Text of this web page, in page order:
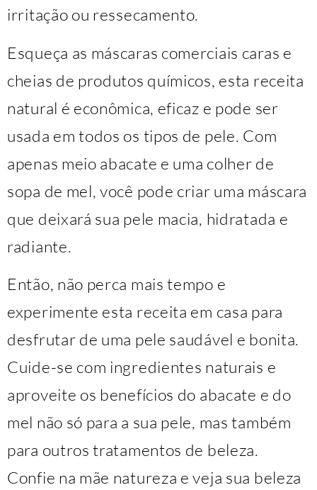
irritação ou ressecamento.
Esqueça as máscaras comerciais caras e
cheias de produtos químicos, esta receita
natural é econômica, eficaz e pode ser
usada em todos os tipos de pele. Com
apenas meio abacate e uma colher de
sopa de mel, você pode criar uma máscara
que deixará sua pele macia, hidratada e
radiante.
Então, não perca mais tempo e
experimente esta receita em casa para
desfrutar de uma pele saudável e bonita.
Cuide-se com ingredientes naturais e
aproveite os benefícios do abacate e do
mel não só para a sua pele, mas também
para outros tratamentos de beleza.
Confie na mãe natureza e veja sua beleza